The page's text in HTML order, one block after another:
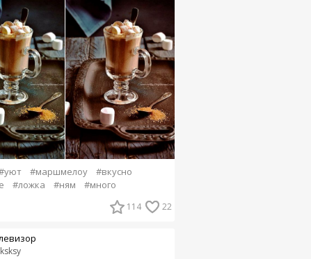
#маршмелоу
#вкусно
#ложка #ням #много
114 22